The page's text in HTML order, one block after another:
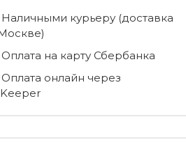
Наличными курьеру (доставка
Оплата на карту Сбербанка
Оплата онлайн через